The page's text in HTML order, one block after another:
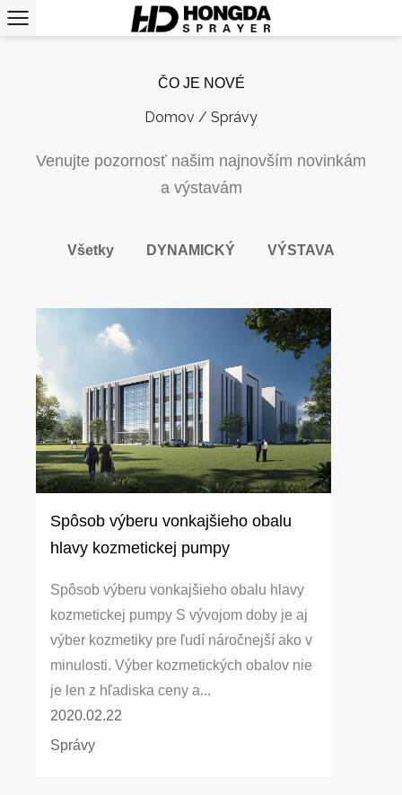
ČO JE NOVÉ
Domov / Správy
Venujte pozornosť našim najnovším novinkám
a výstavám
Všetky DYNAMICKÝ VÝSTAVA
Spôsob výberu vonkajšieho obalu
hlavy kozmetickej pumpy
Spôsob výberu vonkajšieho obalu hlavy
kozmetickej pumpy S vývojom doby je aj
výber kozmetiky pre ľudí náročnejší ako v
minulosti. Výber kozmetických obalov nie
je len z hľadiska ceny a...
2020.02.22
Správy